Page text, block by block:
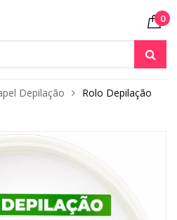
0
Depilação
Rolo Depilação